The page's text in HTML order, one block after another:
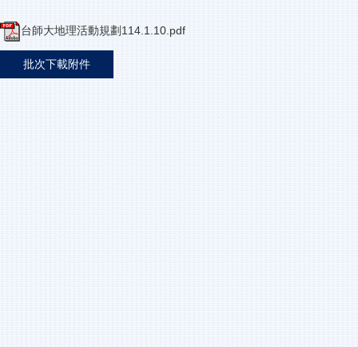
台師大地理活動規劃114.1.10.pdf
批次下載附件